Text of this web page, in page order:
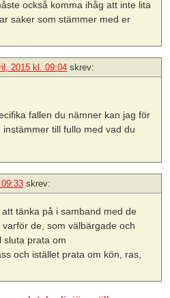
också komma ihåg att inte lita
saker som stämmer med er
2015 kl. 09:04 skrev:
fallen du nämner kan jag för
till fullo med vad du
skrev:
tänka på i samband med de
varför de, som välbärgade och
sluta prata om
och istället prata om kön, ras,